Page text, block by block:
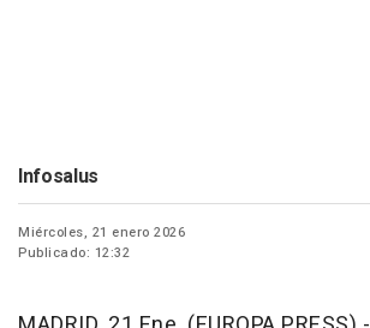
Infosalus
Miércoles, 21 enero 2026
Publicado: 12:32